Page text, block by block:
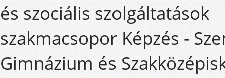
és szociális szolgáltatások
szakmacsopor Képzés -
Gimnázium és